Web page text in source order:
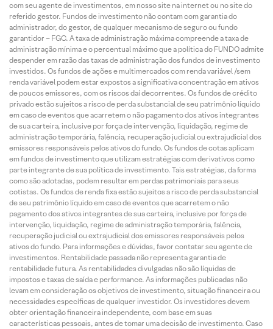
com seu agente de investimentos, em nosso site na internet ou no site do
referido gestor. Fundos de investimento não contam com garantia do
administrador, do gestor, de qualquer mecanismo de seguro ou fundo
garantidor – FGC. A taxa de administração máxima compreende a taxa de
administração mínima e o percentual máximo que a política do FUNDO admite
despender em razão das taxas de administração dos fundos de investimento
investidos. Os fundos de ações e multimercados com renda variável /sem
renda variável podem estar expostos a significativa concentração em ativos
de poucos emissores, com os riscos daí decorrentes. Os fundos de crédito
privado estão sujeitos a risco de perda substancial de seu patrimônio líquido
em caso de eventos que acarretem o não pagamento dos ativos integrantes
de sua carteira, inclusive por força de intervenção, liquidação, regime de
administração temporária, falência, recuperação judicial ou extrajudicial dos
emissores responsáveis pelos ativos do fundo. Os fundos de cotas aplicam
em fundos de investimento que utilizam estratégias com derivativos como
parte integrante de sua política de investimento. Tais estratégias, da forma
como são adotadas, podem resultar em perdas patrimoniais para seus
cotistas. Os fundos de renda fixa estão sujeitos a risco de perda substancial
de seu patrimônio líquido em caso de eventos que acarretem o não
pagamento dos ativos integrantes de sua carteira, inclusive por força de
intervenção, liquidação, regime de administração temporária, falência,
recuperação judicial ou extrajudicial dos emissores responsáveis pelos
ativos do fundo. Para informações e dúvidas, favor contatar seu agente de
investimentos. Rentabilidade passada não representa garantia de
rentabilidade futura. As rentabilidades divulgadas não são líquidas de
impostos e taxas de saída e performance. As informações publicadas não
levam em consideração os objetivos de investimento, situação financeira ou
necessidades específicas de qualquer investidor. Os investidores devem
obter orientação financeira independente, com base em suas
características pessoais, antes de tomar uma decisão de investimento. Caso